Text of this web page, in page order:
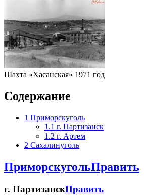
Шахта «Хасанская» 1971 год
Содержание
1 Приморскуголь
1.1 г. Партизанск
1.2 г. Артем
2 Сахалинуголь
ПриморскугольПравить
г. ПартизанскПравить